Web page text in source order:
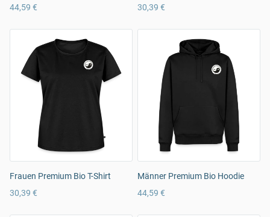
44,59 €
30,39 €
Frauen Premium Bio T-Shirt
30,39 €
Männer Premium Bio Hoodie
44,59 €